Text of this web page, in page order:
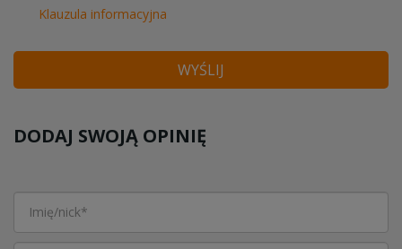
Klauzula informacyjna
WYŚLIJ
DODAJ SWOJĄ OPINIĘ